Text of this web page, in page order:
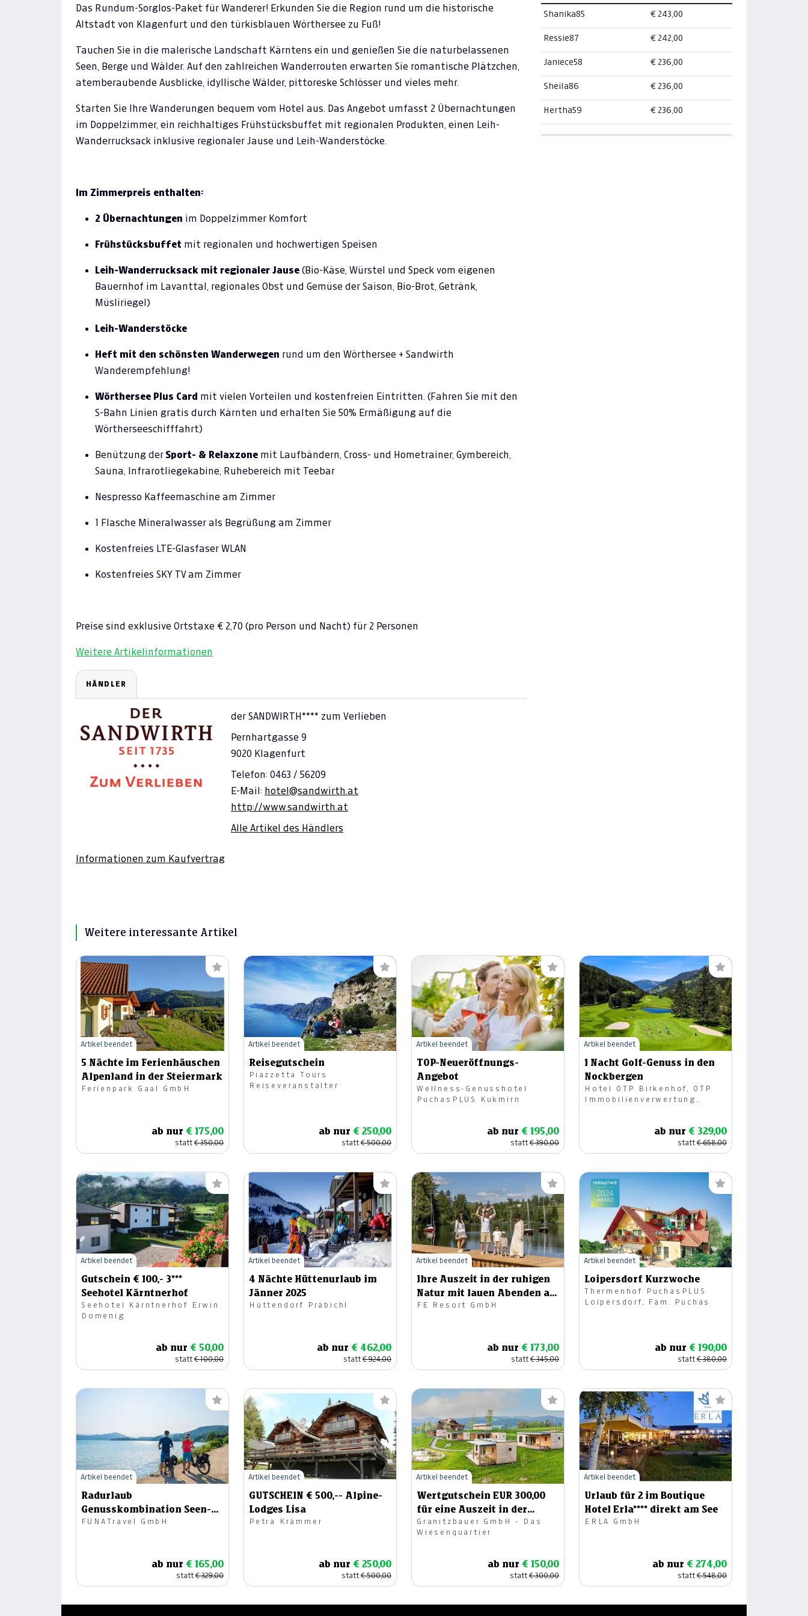
Das Rundum-Sorglos-Paket für Wanderer! Erkunden Sie die Region rund um die historische
Altstadt von Klagenfurt und den türkisblauen Wörthersee zu Fuß!
Tauchen Sie in die malerische Landschaft Kärntens ein und genießen Sie die naturbelassenen
Seen, Berge und Wälder. Auf den zahlreichen Wanderrouten erwarten Sie romantische Plätzchen,
atemberaubende Ausblicke, idyllische Wälder, pittoreske Schlösser und vieles mehr.
Starten Sie Ihre Wanderungen bequem vom Hotel aus. Das Angebot umfasst 2 Übernachtungen
im Doppelzimmer, ein reichhaltiges Frühstücksbuffet mit regionalen Produkten, einen Leih-
Wanderrucksack inklusive regionaler Jause und Leih-Wanderstöcke.
Im Zimmerpreis enthalten:
2 Übernachtungen im Doppelzimmer Komfort
Frühstücksbuffet mit regionalen und hochwertigen Speisen
Leih-Wanderrucksack mit regionaler Jause (Bio-Käse, Würstel und Speck vom eigenen
Bauernhof im Lavanttal, regionales Obst und Gemüse der Saison, Bio-Brot, Getränk,
Müsliriegel)
Leih-Wanderstöcke
Heft mit den schönsten Wanderwegen rund um den Wörthersee + Sandwirth
Wanderempfehlung!
Wörthersee Plus Card mit vielen Vorteilen und kostenfreien Eintritten. (Fahren Sie mit den
S-Bahn Linien gratis durch Kärnten und erhalten Sie 50% Ermäßigung auf die
Wörtherseeschifffahrt)
Benützung der Sport- & Relaxzone mit Laufbändern, Cross- und Hometrainer, Gymbereich,
Sauna, Infrarotliegekabine, Ruhebereich mit Teebar
Nespresso Kaffeemaschine am Zimmer
1 Flasche Mineralwasser als Begrüßung am Zimmer
Kostenfreies LTE-Glasfaser WLAN
Kostenfreies SKY TV am Zimmer
Preise sind exklusive Ortstaxe € 2,70 (pro Person und Nacht) für 2 Personen
Weitere Artikelinformationen
HÄNDLER
der SANDWIRTH**** zum Verlieben
Pernhartgasse 9
9020 Klagenfurt
Telefon: 0463 / 56209
E-Mail: hotel@sandwirth.at
http://www.sandwirth.at
Alle Artikel des Händlers
Informationen zum Kaufvertrag
Shanika85 € 243,00
Ressie87 € 242,00
Janiece58 € 236,00
Sheila86 € 236,00
Hertha59 € 236,00
Weitere interessante Artikel
5 Nächte im Ferienhäuschen
Alpenland in der Steiermark
Ferienpark Gaal GmbH
ab nur € 175,00
statt€ 350,00
Artikel beendet
Reisegutschein
Piazzetta Tours
Reiseveranstalter
ab nur € 250,00
statt€ 500,00
Artikel beendet
TOP-Neueröffnungs-
Angebot
Wellness-Genusshotel
PuchasPLUS Kukmirn
ab nur € 195,00
statt€ 390,00
Artikel beendet
1 Nacht Golf-Genuss in den
Nockbergen
Hotel OTP Birkenhof, OTP
Immobilienverwertung
ab nur € 329,00
statt€ 658,00
Artikel beendet
Gutschein € 100,- 3***
Seehotel Kärntnerhof
Seehotel Kärntnerhof Erwin
Domenig
ab nur € 50,00
statt€ 100,00
Artikel beendet
4 Nächte Hüttenurlaub im
Jänner 2025
Hüttendorf Präbichl
ab nur € 462,00
statt€ 924,00
Artikel beendet
Ihre Auszeit in der ruhigen
Natur mit lauen Abenden am
See!
FE Resort GmbH
ab nur € 173,00
statt€ 345,00
Artikel beendet
Loipersdorf Kurzwoche
Thermenhof PuchasPLUS
Loipersdorf, Fam. Puchas
ab nur € 190,00
statt€ 380,00
Artikel beendet
Radurlaub
Genusskombination Seen-
Schleife & Drauradweg
FUNATravel GmbH
ab nur € 165,00
statt€ 329,00
Artikel beendet
GUTSCHEIN € 500,-- Alpine-
Lodges Lisa
Petra Krämmer
ab nur € 250,00
statt€ 500,00
Artikel beendet
Wertgutschein EUR 300,00
für eine Auszeit in der
Steiermark
Granitzbauer GmbH - Das
Wiesenquartier
ab nur € 150,00
statt€ 300,00
Artikel beendet
Urlaub für 2 im Boutique
Hotel Erla**** direkt am See
ERLA GmbH
ab nur € 274,00
statt€ 548,00
Artikel beendet